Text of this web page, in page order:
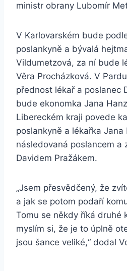
ministr obrany Lubomír
V Karlovarském bude
poslankyně a bývalá
Vildumetzová, za ní bude
Věra Procházková. V
přednost lékař a poslanec
bude ekonomka Jana
Libereckém kraji povede
poslankyně a lékařka Jana
následovaná poslancem a
Davidem Pražákem.
„Jsem přesvědčený, že
a jak se potom podaří
Tomu se někdy říká druhé
myslím si, že je to úplně
jsou šance veliké,“ dodal